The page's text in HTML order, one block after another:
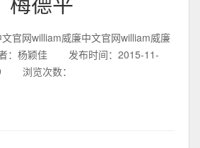
官网william威廉中文官网william威廉
：杨颖佳
发布时间：2015-11-
浏览次数：